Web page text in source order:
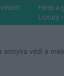
Hírek a
Luxury
annyira védi a